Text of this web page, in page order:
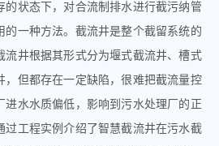
的状态下，对合流制排水进行截污纳管
的一种方法。截流井是整个截留系统的
流井根据其形式分为堰式截流井、槽式
，但都存在一定缺陷，很难把截流量控
进水水质偏低，影响到污水处理厂的正
过工程实例介绍了智慧截流井在污水截